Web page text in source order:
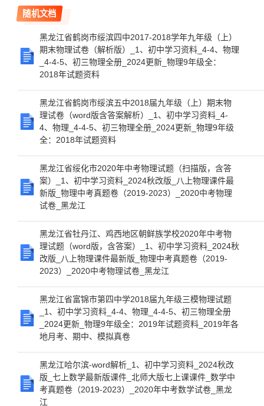
随机文档
黑龙江省鹤岗市绥滨四中2017-2018学年九年级（上）
期末物理试卷（解析版）_1、初中学习资料_4-4、物理
_4-4-5、初三物理全册_2024更新_物理9年级全：
2018年试题资料
黑龙江省鹤岗市绥滨五中2018届九年级（上）期末物
理试卷（word版含答案解析）_1、初中学习资料_4-
4、物理_4-4-5、初三物理全册_2024更新_物理9年级
全：2018年试题资料
黑龙江省绥化市2020年中考物理试题（扫描版，含答
案）_1、初中学习资料_2024秋改版_八上物理课件最
新版_物理中考真题卷（2019-2023）_2020中考物理
试卷_黑龙江
黑龙江省牡丹江、鸡西地区朝鲜族学校2020年中考物
理试题（word版，含答案）_1、初中学习资料_2024秋
改版_八上物理课件最新版_物理中考真题卷（2019-
2023）_2020中考物理试卷_黑龙江
黑龙江省富锦市第四中学2018届九年级三模物理试题
_1、初中学习资料_4-4、物理_4-4-5、初三物理全册
_2024更新_物理9年级全：2019年试题资料_2019年各
地月考、期中、模拟真卷
黑龙江哈尔滨-word解析_1、初中学习资料_2024秋改
版_七上数学最新版课件_北师大版七上课课件_数学中
考真题卷（2019-2023）_2020年中考数学试卷_黑龙
江